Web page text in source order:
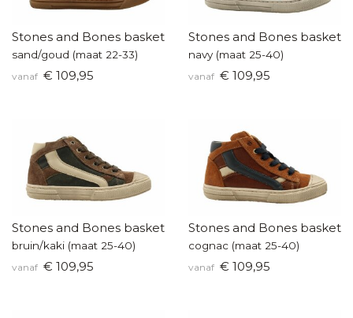
Stones and Bones basketters
sand/goud (maat 22-33)
vanaf € 109,95
Stones and Bones
navy (maat 25-40)
vanaf € 109,95
Stones and Bones basketters
bruin/kaki (maat 25-40)
vanaf € 109,95
Stones and Bones
cognac (maat 25-40)
vanaf € 109,95